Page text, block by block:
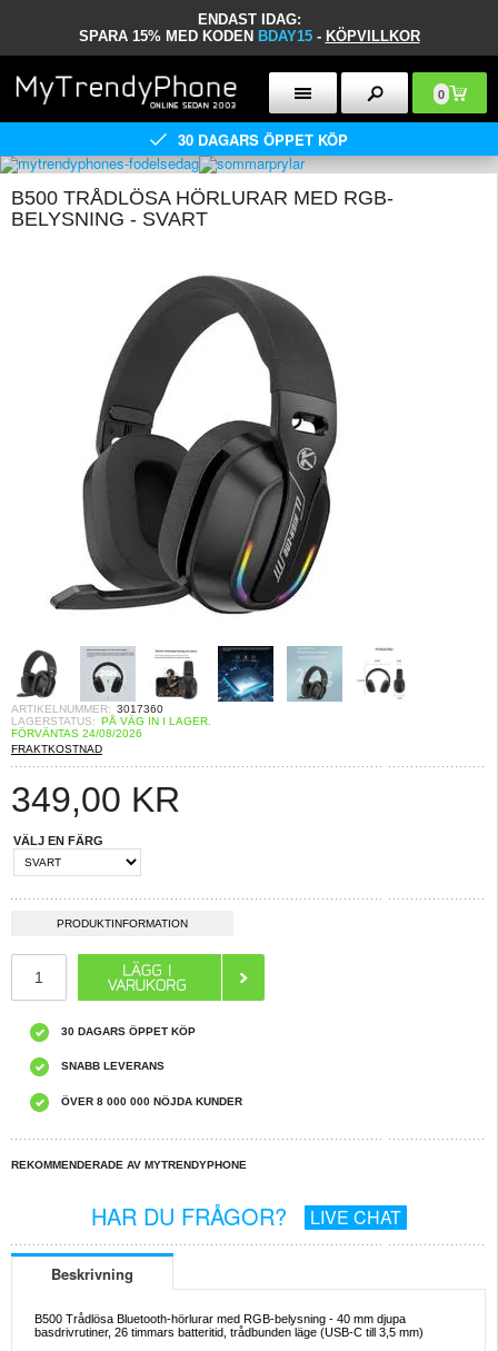
ENDAST IDAG:
SPARA 15% MED KODEN BDAY15 - KÖPVILLKOR
0
30 DAGARS ÖPPET KÖP
B500 TRÅDLÖSA HÖRLURAR MED RGB-
BELYSNING - SVART
ARTIKELNUMMER: 3017360
LAGERSTATUS: PÅ VÄG IN I LAGER.
FÖRVÄNTAS 24/08/2026
FRAKTKOSTNAD
349,00 KR
VÄLJ EN FÄRG
PRODUKTINFORMATION
30 DAGARS ÖPPET KÖP
SNABB LEVERANS
ÖVER 8 000 000 NÖJDA KUNDER
REKOMMENDERADE AV MYTRENDYPHONE
HAR DU FRÅGOR? LIVE CHAT
Beskrivning
B500 Trådlösa Bluetooth-hörlurar med RGB-belysning - 40 mm djupa
basdrivrutiner, 26 timmars batteritid, trådbunden läge (USB-C till 3,5 mm)